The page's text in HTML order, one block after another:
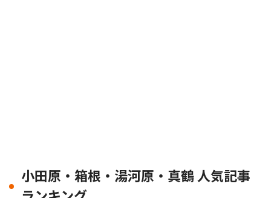
小田原・箱根・湯河原・真鶴 人気記事